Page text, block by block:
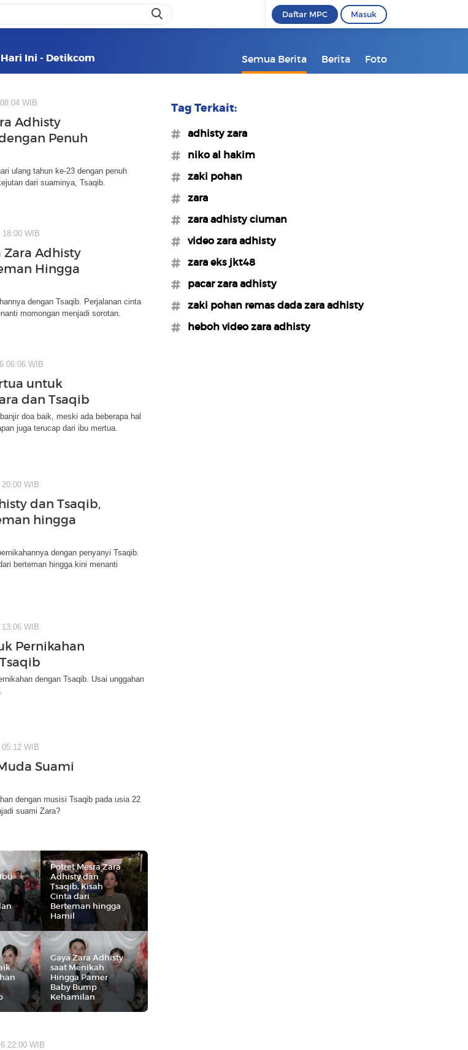
Daftar MPC Masuk
Ini - Detikcom Semua Berita Berita Foto
WIB
Adhisty
Penuh
ulang tahun ke-23 dengan penuh
dari suaminya, Tsaqib.
18:00 WIB
Zara Adhisty
Hingga
dengan Tsaqib. Perjalanan cinta
momongan menjadi sorotan.
06:06 WIB
untuk
dan Tsaqib
doa baik, meski ada beberapa hal
juga terucap dari ibu mertua.
WIB
dan Tsaqib,
hingga
dengan penyanyi Tsaqib.
berteman hingga kini menanti
WIB
Pernikahan
dengan Tsaqib. Usai unggahan
WIB
Suami
dengan musisi Tsaqib pada usia 22
suami Zara?
Potret Mesra Zara
Adhisty dan
Tsaqib, Kisah
Cinta dari
Berteman hingga
Hamil
Gaya Zara Adhisty
saat Menikah
Hingga Pamer
Baby Bump
Kehamilan
22:00 WIB
Tag Terkait:
#adhisty zara
#niko al hakim
#zaki pohan
#zara
#zara adhisty ciuman
#video zara adhisty
#zara eks jkt48
#pacar zara adhisty
#zaki pohan remas dada zara adhisty
#heboh video zara adhisty